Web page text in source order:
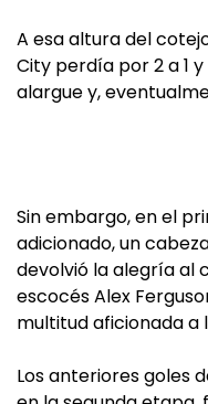
A esa altura del
City perdía por 2 a 1
alargue y,
Sin embargo, en el
adicionado, un
devolvió la alegría al
escocés Alex
multitud aficionada a
Los anteriores goles